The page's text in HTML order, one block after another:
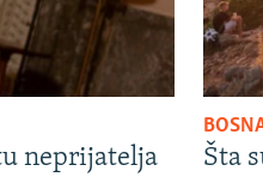
neprijatelja
Šta